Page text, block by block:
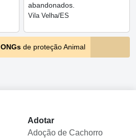
abandonados.
Vila Velha/ES
ONGsde proteção Animal
Adotar
Adoção de Cachorro